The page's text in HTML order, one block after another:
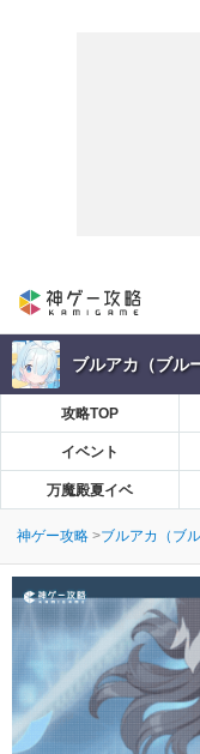
ブルアカ（ブル
攻略TOP
イベント
万魔殿夏イベ
神ゲー攻略 ブルアカ（ブ